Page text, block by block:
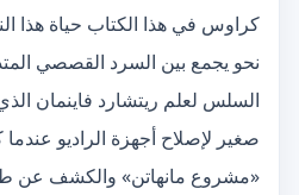
كراوس في هذا الكتاب حياة هذا
نحو يجمع بين السرد القصصي
السلس لعلم ريتشارد فاينمان
صغير لإصلاح أجهزة الراديو
«مشروع مانهاتن» والكشف عن